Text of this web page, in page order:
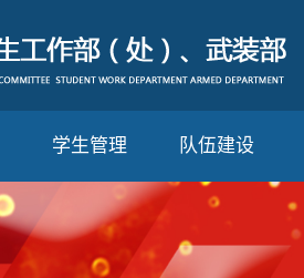
学生管理 队伍建设